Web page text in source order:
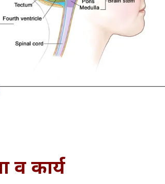
व कार्य